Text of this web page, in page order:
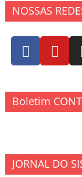
NOSSAS
Boletim
JORNAL DO